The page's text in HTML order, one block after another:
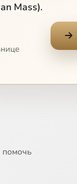
Mass).
помочь